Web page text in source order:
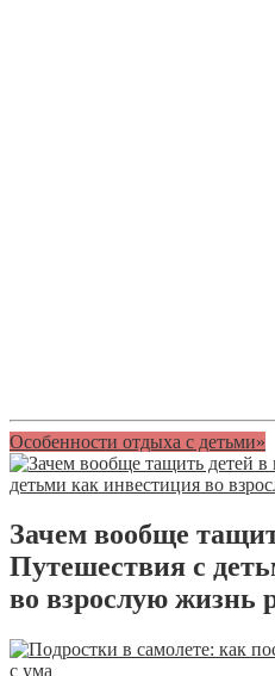
Особенности отдыха с детьми»
Зачем вообще
Путешествия с
во взрослую жизнь